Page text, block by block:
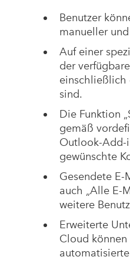
Benutzer
manueller
Auf einer
der
einschließlich
sind.
Die Funktion
gemäß
Outlook-Add-
gewünschte
Gesendete E-
auch „Alle E-
weitere
Erweiterte
Cloud können